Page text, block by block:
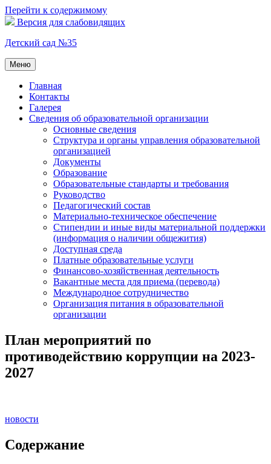
Перейти к содержимому
Версия для слабовидящих
Детский сад №35
Меню
Главная
Контакты
Галерея
Сведения об образовательной организации
Основные сведения
Структура и органы управления образовательной
организацией
Документы
Образование
Образовательные стандарты и требования
Руководство
Педагогический состав
Материально-техническое обеспечение
Стипендии и иные виды материальной поддержки
(информация о наличии общежития)
Доступная среда
Платные образовательные услуги
Финансово-хозяйственная деятельность
Вакантные места для приема (перевода)
Международное сотрудничество
Организация питания в образовательной
организации
План мероприятий по
противодействию коррупции на 2023-
2027
новости
Содержание